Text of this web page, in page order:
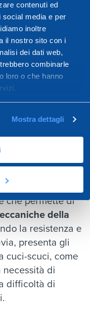
contenuti ed
social media e per
inoltre
il nostro sito con i
dei dati web,
combinarle
loro o che hanno
Mostra dettagli
meccaniche
piano e della
ristilatura dei
compatibili con
che permette di
della
la resistenza e
presenta gli
cuci-scuci, come
di
difficoltà di